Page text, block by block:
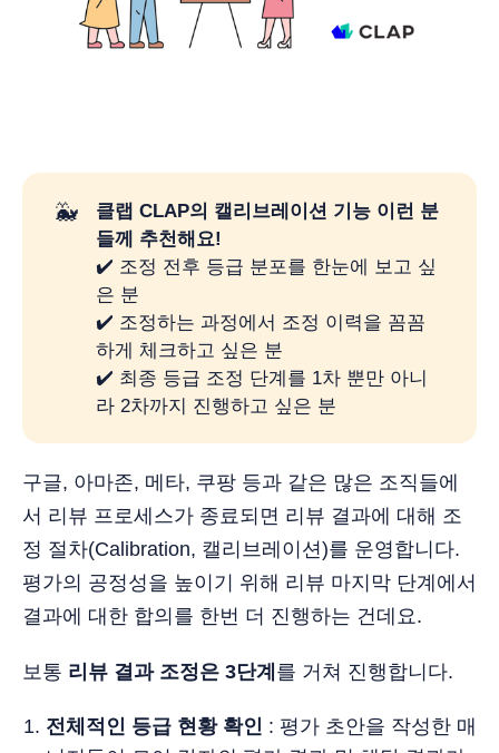
🐳
클랩 CLAP의 캘리브레이션 기능 이런 분
들께 추천해요!
✔️ 조정 전후 등급 분포를 한눈에 보고 싶
은 분
✔️ 조정하는 과정에서 조정 이력을 꼼꼼
하게 체크하고 싶은 분
✔️ 최종 등급 조정 단계를 1차 뿐만 아니
라 2차까지 진행하고 싶은 분
구글, 아마존, 메타, 쿠팡 등과 같은 많은 조직들에
서 리뷰 프로세스가 종료되면 리뷰 결과에 대해 조
정 절차(Calibration, 캘리브레이션)를 운영합니다.
평가의 공정성을 높이기 위해 리뷰 마지막 단계에서
결과에 대한 합의를 한번 더 진행하는 건데요.
보통 리뷰 결과 조정은 3단계 를 거쳐 진행합니다.
전체적인 등급 현황 확인 : 평가 초안을 작성한 매